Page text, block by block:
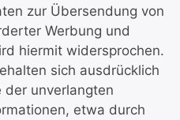
zur Übersendung von
Werbung und
hiermit widersprochen.
sich ausdrücklich
der unverlangten
etwa durch